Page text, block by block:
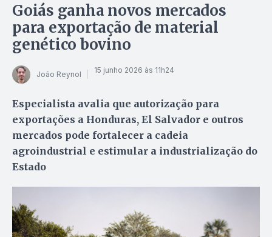
Goiás ganha novos mercados
para exportação de material
genético bovino
João Reynol 15 junho 2026 às 11h24
Especialista avalia que autorização para
exportações a Honduras, El Salvador e outros
mercados pode fortalecer a cadeia
agroindustrial e estimular a industrialização do
Estado